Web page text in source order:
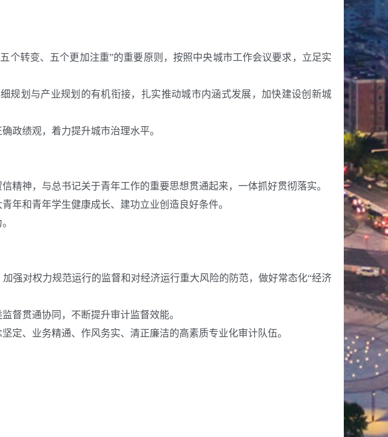
个转变、五个更加注重”的重要原则， 按照中央城市工作会议要求，立足实
规划与产业规划的有机衔接，扎实推动城市内涵式发展，加快建设创新城
政绩观，着力提升城市治理水平。
精神，与总书记关于青年工作的重要思想贯通起来，一体抓好贯彻落实。
年和青年学生健康成长、建功立业创造良好条件。
强对权力规范运行的监督和对经济运行重大风险的防范，做好常态化“经济
督贯通协同，不断提升审计监督效能。
定、业务精通、作风务实、清正廉洁的高素质专业化审计队伍。